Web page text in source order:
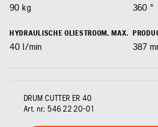
90 kg 360 °
HYDRAULISCHE OLIESTROOM, MAX.
40 l/min 387
DRUM CUTTER ER 40
Art. nr.: 546 22 20‑01